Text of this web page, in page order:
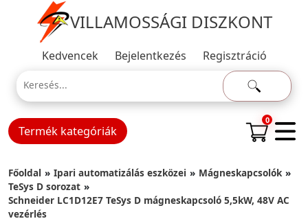
VILLAMOSSÁGI DISZKONT
Kedvencek Bejelentkezés Regisztráció
Termék kategóriák
0
Főoldal Ipari automatizálás eszközei
Mágneskapcsolók
TeSys D sorozat
Schneider LC1D12E7 TeSys D mágneskapcsoló 5,5kW, 48V AC
vezérlés